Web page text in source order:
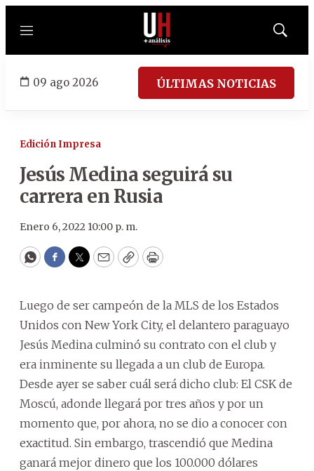
Menú
Mostrar
09 ago 2026 ÚLTIMAS NOTICIAS
Edición Impresa
Jesús Medina seguirá su
carrera en Rusia
Enero 6, 2022 10:00 p. m.
WhatsApp
Facebook
Twitter
EmailCopyPrint
Luego de ser campeón de la MLS de los Estados
Unidos con New York City, el delantero paraguayo
Jesús Medina culminó su contrato con el club y
era inminente su llegada a un club de Europa.
Desde ayer se saber cuál será dicho club: El CSK de
Moscú, adonde llegará por tres años y por un
momento que, por ahora, no se dio a conocer con
exactitud. Sin embargo, trascendió que Medina
ganará mejor dinero que los 100.000 dólares